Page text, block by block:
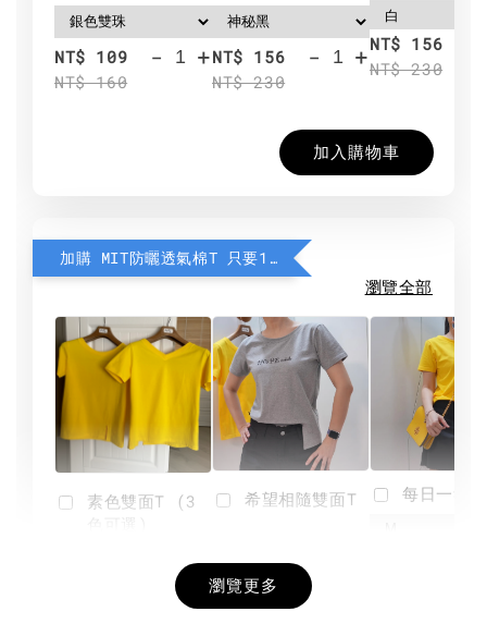
NT$ 109
NT$ 160
- +NT$ 156
NT$ 230
- +NT$ 156
NT$ 230
加入購物車
加購 MIT防曬透氣棉T 只要190元
瀏覽全部
素色雙面T (3
+
希望相隨雙面T
NT$ 190
-
每日一笑
瀏覽更多